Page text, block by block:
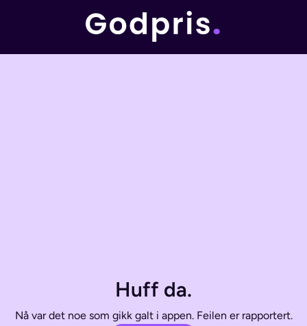
Huff da.
Nå var det noe som gikk galt i appen. Feilen er rapportert.